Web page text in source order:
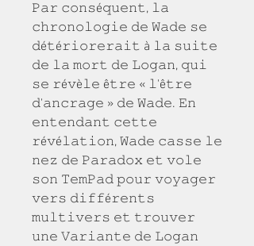
𝙿𝚊𝚛 𝚌𝚘𝚗𝚜é𝚚𝚞𝚎𝚗𝚝, 𝚕𝚊
𝚌𝚑𝚛𝚘𝚗𝚘𝚕𝚘𝚐𝚒𝚎 𝚍𝚎 𝚆𝚊𝚍𝚎 𝚜𝚎
𝚍é𝚝é𝚛𝚒𝚘𝚛𝚎𝚛𝚊𝚒𝚝 à 𝚕𝚊 𝚜𝚞𝚒𝚝𝚎
𝚍𝚎 𝚕𝚊 𝚖𝚘𝚛𝚝 𝚍𝚎 𝙻𝚘𝚐𝚊𝚗, 𝚚𝚞𝚒
𝚜𝚎 𝚛é𝚟è𝚕𝚎 ê𝚝𝚛𝚎 « 𝚕'ê𝚝𝚛𝚎
𝚍'𝚊𝚗𝚌𝚛𝚊𝚐𝚎 » 𝚍𝚎 𝚆𝚊𝚍𝚎. 𝙴𝚗
𝚎𝚗𝚝𝚎𝚗𝚍𝚊𝚗𝚝 𝚌𝚎𝚝𝚝𝚎
𝚛é𝚟é𝚕𝚊𝚝𝚒𝚘𝚗, 𝚆𝚊𝚍𝚎 𝚌𝚊𝚜𝚜𝚎 𝚕𝚎
𝚗𝚎𝚣 𝚍𝚎 𝙿𝚊𝚛𝚊𝚍𝚘𝚡 𝚎𝚝 𝚟𝚘𝚕𝚎
𝚜𝚘𝚗 𝚃𝚎𝚖𝙿𝚊𝚍 𝚙𝚘𝚞𝚛 𝚟𝚘𝚢𝚊𝚐𝚎𝚛
𝚟𝚎𝚛𝚜 𝚍𝚒𝚏𝚏é𝚛𝚎𝚗𝚝𝚜
𝚖𝚞𝚕𝚝𝚒𝚟𝚎𝚛𝚜 𝚎𝚝 𝚝𝚛𝚘𝚞𝚟𝚎𝚛
𝚞𝚗𝚎 𝚅𝚊𝚛𝚒𝚊𝚗𝚝𝚎 𝚍𝚎 𝙻𝚘𝚐𝚊𝚗